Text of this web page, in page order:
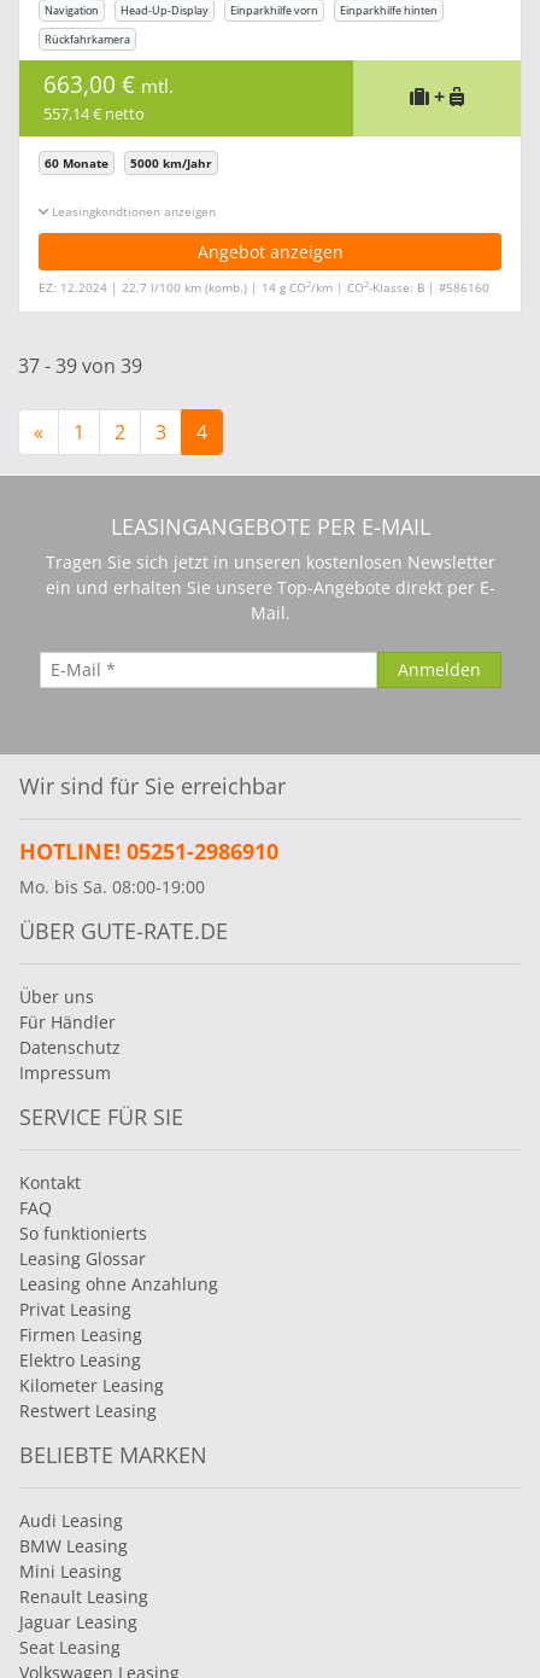
Navigation Head-Up-Display Einparkhilfe vorn
Einparkhilfe hinten
Rückfahrkamera
663,00 € mtl.
557,14 € netto
+
60 Monate 5000 km/Jahr
Leasingkonditionen ein-/ausblenden
Angebot anzeigen
EZ: 12.2024 | 22,7 l/100 km (komb.) | 14 g CO2/km | CO2-Klasse: B | #586160
37 - 39 von 39
« 1 2 3 4
LEASINGANGEBOTE PER E-MAIL
Tragen Sie sich jetzt in unseren kostenlosen Newsletter
ein und erhalten Sie unsere Top-Angebote direkt per E-
Mail.
Wir sind für Sie erreichbar
HOTLINE! 05251-2986910
Mo. bis Sa. 08:00-19:00
ÜBER GUTE-RATE.DE
Über uns
Für Händler
Datenschutz
Impressum
SERVICE FÜR SIE
Kontakt
FAQ
So funktionierts
Leasing Glossar
Leasing ohne Anzahlung
Privat Leasing
Firmen Leasing
Elektro Leasing
Kilometer Leasing
Restwert Leasing
BELIEBTE MARKEN
Audi Leasing
BMW Leasing
Mini Leasing
Renault Leasing
Jaguar Leasing
Seat Leasing
Volkswagen Leasing